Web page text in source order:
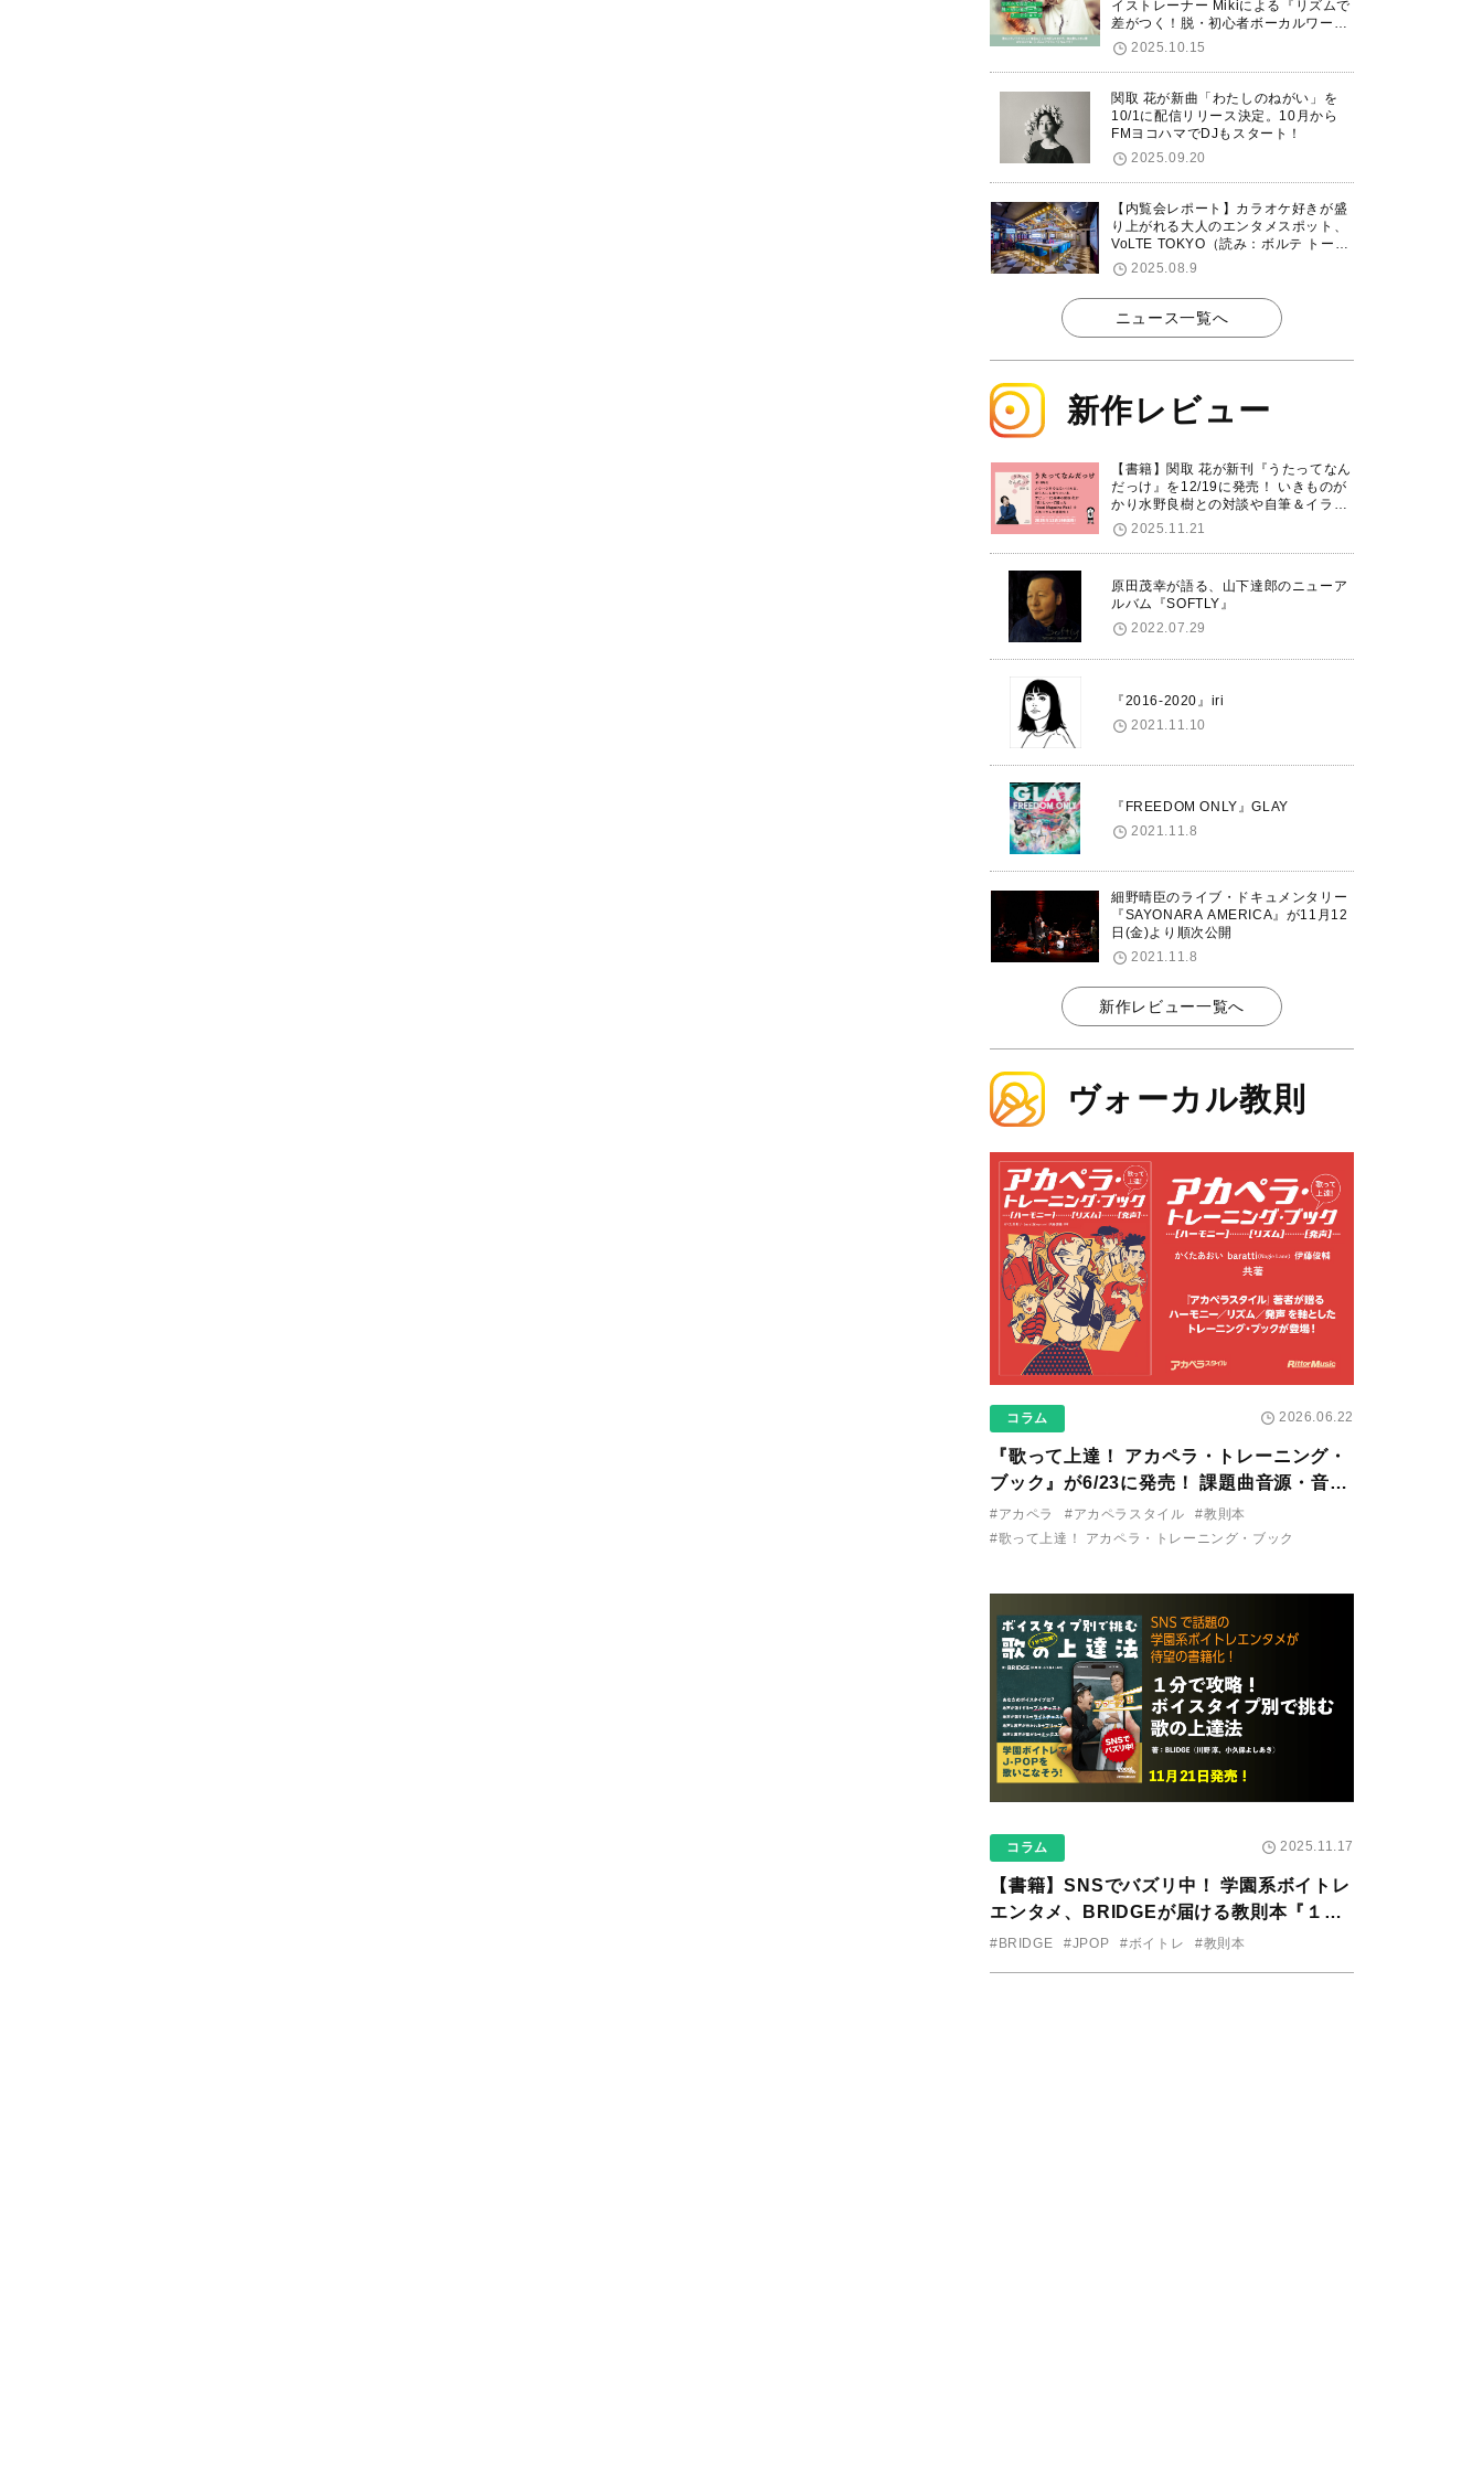
イストレーナー Mikiによる『リズムで
差がつく！脱・初心者ボーカルワーク
ショップ』が12/7に渋谷で開催！
2025.10.15
関取 花が新曲「わたしのねがい」を
10/1に配信リリース決定。10月から
FMヨコハマでDJもスタート！
2025.09.20
【内覧会レポート】カラオケ好きが盛
り上がれる大人のエンタメスポット、
VoLTE TOKYO（読み：ボルテ トーキ
ョー）が東京・品川に8/8グランドオ
ープン！
2025.08.9
ニュース一覧へ
新作レビュー
【書籍】関取 花が新刊『うたってなん
だっけ』を12/19に発売！ いきものが
かり水野良樹との対談や自筆＆イラス
トで綴る自分史も掲載。さらに自身の
誕生日12/18に渋谷で出版記念イベン
トを開催！
2025.11.21
原田茂幸が語る、山下達郎のニューア
ルバム『SOFTLY』
2022.07.29
『2016-2020』iri
2021.11.10
『FREEDOM ONLY』GLAY
2021.11.8
細野晴臣のライブ・ドキュメンタリー
『SAYONARA AMERICA』が11月12
日(金)より順次公開
2021.11.8
新作レビュー一覧へ
ヴォーカル教則
コラム 2026.06.22
『歌って上達！ アカペラ・トレーニング・
ブック』が6/23に発売！ 課題曲音源・音取
り用アプリを公開。
#アカペラ #アカペラスタイル
#教則本
#歌って上達！ アカペラ・トレーニング・ブック
コラム 2025.11.17
【書籍】SNSでバズリ中！ 学園系ボイトレ
エンタメ、BRIDGEが届ける教則本『１分
で攻略！ ボイスタイプ別で挑む歌の上達
#BRIDGE #JPOP #ボイトレ #教則本